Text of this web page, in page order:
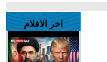
اخر الافلام